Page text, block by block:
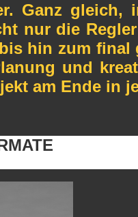
Ganz gleich,
nur die
hin zum
und
am Ende in